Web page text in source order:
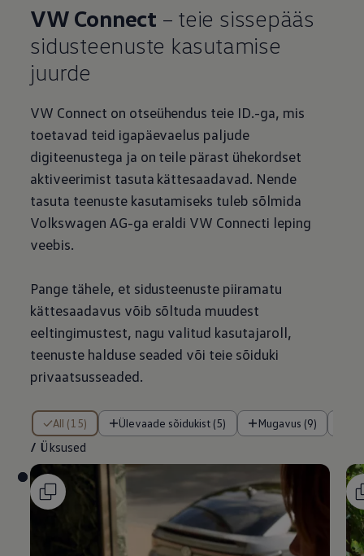
VW Connect – teie sissepääs
sidusteenuste kasutamise
juurde
VW Connect on otseühendus teie ID.-ga, mis
toetavad teid igapäevaelus paljude
digiteenustega ja on teile pärast ühekordset
aktiveerimist tasuta kättesaadavad. Nende
tasuta teenuste kasutamiseks tuleb sõlmida
Volkswagen AG-ga eraldi VW Connecti leping
veebis.
Pange tähele, et sidusteenuste piiramatu
kättesaadavus võib sõltuda muudest
eeltingimustest, nagu valitud kasutajaroll,
teenuste halduse seaded või teie sõiduki
privaatsusseaded.
All (15) Ülevaade sõidukist (5) Mugavus (9)
/ Üksused
/ Üksused